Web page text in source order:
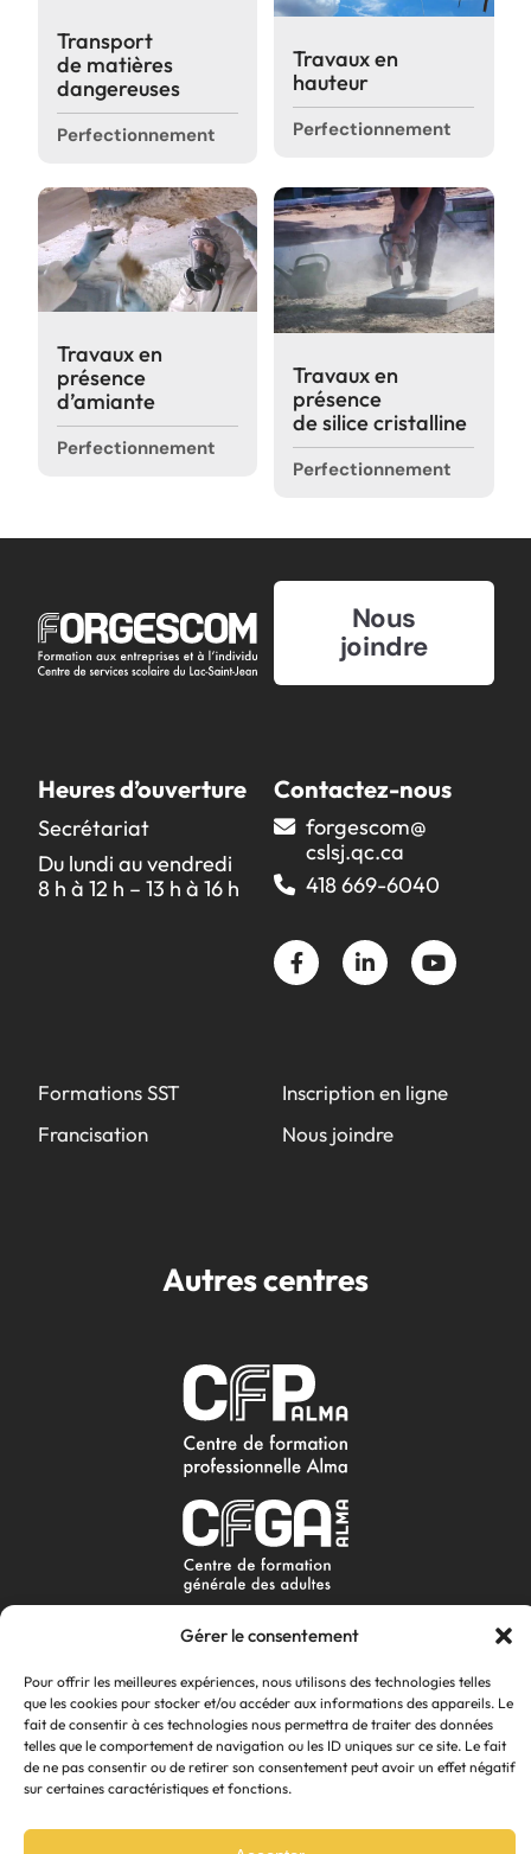
Gérer le consentement
Pour offrir les meilleures expériences, nous utilisons des technologies telles
que les cookies pour stocker et/ou accéder aux informations des appareils. Le
fait de consentir à ces technologies nous permettra de traiter des données
telles que le comportement de navigation ou les ID uniques sur ce site. Le fait
de ne pas consentir ou de retirer son consentement peut avoir un effet négatif
sur certaines caractéristiques et fonctions.
Transport
de matières
dangereuses
Perfectionnement
Travaux en
hauteur
Perfectionnement
Travaux en
présence
d’amiante
Perfectionnement
Travaux en
présence
de silice cristalline
Perfectionnement
Nous
joindre
Heures d’ouverture
Secrétariat
Du lundi au vendredi
8 h à 12 h – 13 h à 16 h
Contactez-nous
forgescom@​
cslsj.qc.ca
418 669-6040
Formations SST
Francisation
Inscription en ligne
Nous joindre
Autres centres